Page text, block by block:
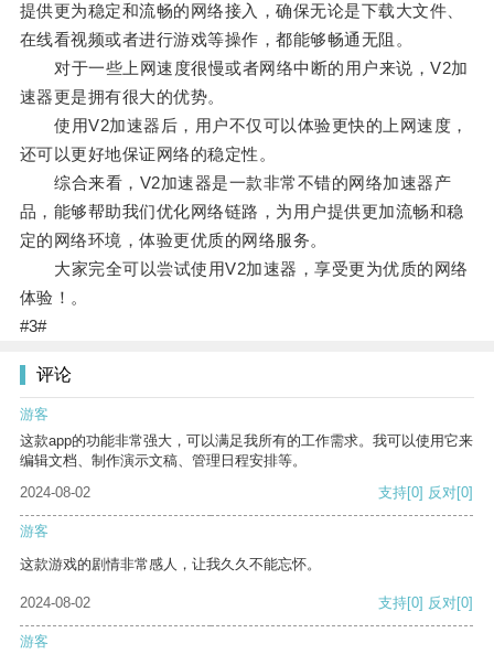
提供更为稳定和流畅的网络接入，确保无论是下载大文件、
在线看视频或者进行游戏等操作，都能够畅通无阻。
对于一些上网速度很慢或者网络中断的用户来说，V2加
速器更是拥有很大的优势。
使用V2加速器后，用户不仅可以体验更快的上网速度，
还可以更好地保证网络的稳定性。
综合来看，V2加速器是一款非常不错的网络加速器产
品，能够帮助我们优化网络链路，为用户提供更加流畅和稳
定的网络环境，体验更优质的网络服务。
大家完全可以尝试使用V2加速器，享受更为优质的网络
体验！。
#3#
评论
游客
这款app的功能非常强大，可以满足我所有的工作需求。我可以使用它来
编辑文档、制作演示文稿、管理日程安排等。
2024-08-02
支持[0] 反对[0]
游客
这款游戏的剧情非常感人，让我久久不能忘怀。
2024-08-02 支持[0] 反对[0]
游客